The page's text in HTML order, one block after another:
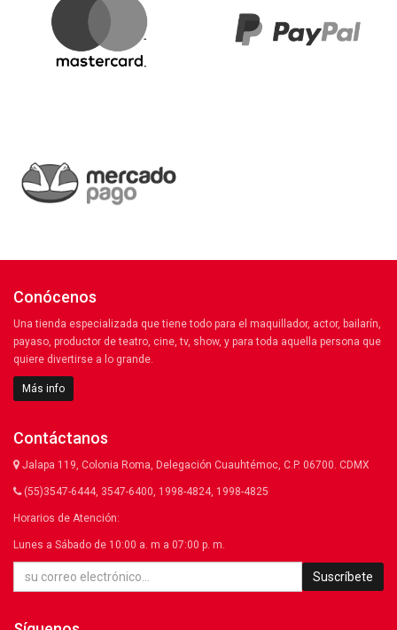
Conócenos
Una tienda especializada que tiene todo para el maquillador, actor, bailarín,
payaso, productor de teatro, cine, tv, show, y para toda aquella persona que
quiere divertirse a lo grande.
Más info
Contáctanos
Jalapa 119, Colonia Roma, Delegación Cuauhtémoc, C.P. 06700. CDMX
(55)3547-6444, 3547-6400, 1998-4824, 1998-4825
Horarios de Atención:
Lunes a Sábado de 10:00 a. m a 07:00 p. m.
Suscríbete